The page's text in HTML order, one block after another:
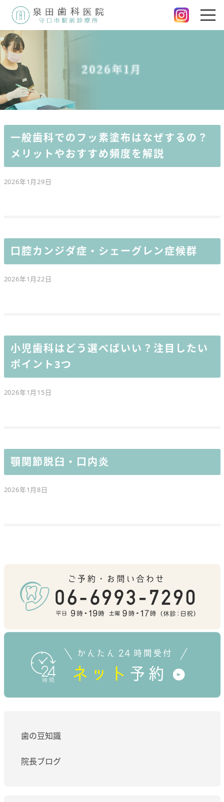
2026年1月
一般歯科でのフッ素塗布はなぜするの？
メリットやおすすめ頻度を解説
2026年1月29日
口腔カンジダ症・シェーグレン症候群
2026年1月22日
小児歯科はどう選べばいい？注目したい
ポイント3つ
2026年1月15日
顎関節脱臼・口内炎
2026年1月8日
歯の豆知識
院長ブログ